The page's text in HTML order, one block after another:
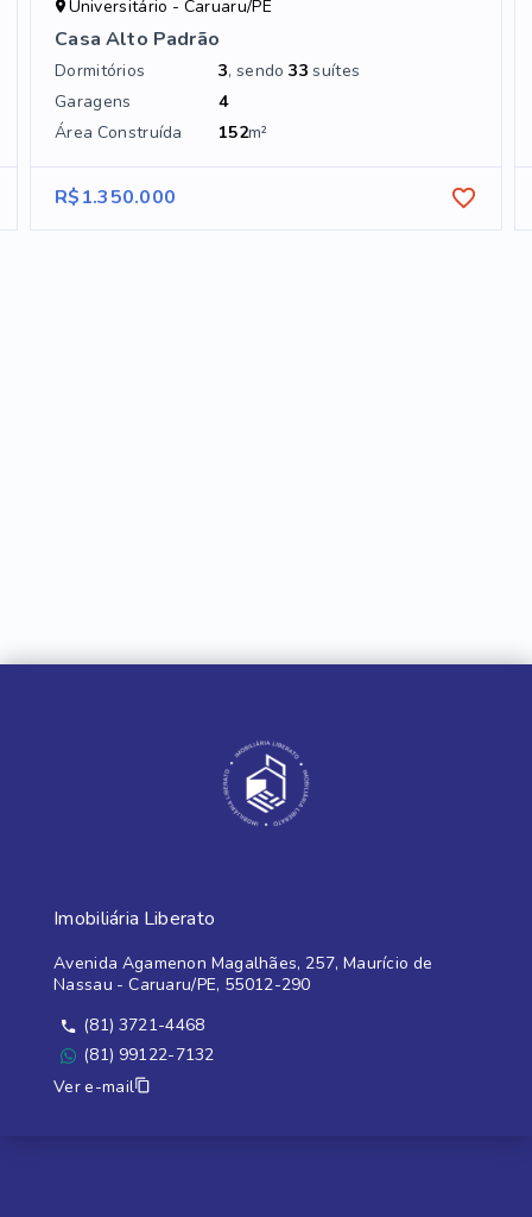
Universitário - Caruaru/PE
Casa Alto Padrão
Dormitórios 3, sendo33 suítes
Garagens
4
Área Construída
152m²
R$1.350.000
Imobiliária Liberato
Avenida Agamenon Magalhães, 257, Maurício de
Nassau - Caruaru/PE, 55012-290
(81) 3721-4468
(81) 99122-7132
Ver e-mail